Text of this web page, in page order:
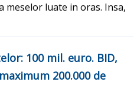
meselor luate in oras. Insa,
100 mil. euro. BID,
200.000 de